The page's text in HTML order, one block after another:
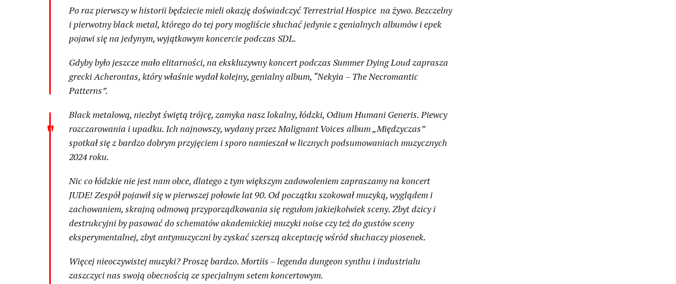
Po raz pierwszy w historii będziecie mieli okazję doświadczyć Terrestrial Hospice na żywo. Bezczelny
i pierwotny black metal, którego do tej pory mogliście słuchać jedynie z genialnych albumów i epek
pojawi się na jedynym, wyjątkowym koncercie podczas SDL.
Gdyby było jeszcze mało elitarności, na ekskluzywny koncert podczas Summer Dying Loud zaprasza
grecki Acherontas, który właśnie wydał kolejny, genialny album, “Νekyia – The Necromantic
Patterns”.
Black metalową, niezbyt świętą trójcę, zamyka nasz lokalny, łódzki, Odium Humani Generis. Piewcy
rozczarowania i upadku. Ich najnowszy, wydany przez Malignant Voices album „Międzyczas”
spotkał się z bardzo dobrym przyjęciem i sporo namieszał w licznych podsumowaniach muzycznych
2024 roku.
Nic co łódzkie nie jest nam obce, dlatego z tym większym zadowoleniem zapraszamy na koncert
JUDE! Zespół pojawił się w pierwszej połowie lat 90. Od początku szokował muzyką, wyglądem i
zachowaniem, skrajną odmową przyporządkowania się regułom jakiejkolwiek sceny. Zbyt dzicy i
destrukcyjni by pasować do schematów akademickiej muzyki noise czy też do gustów sceny
eksperymentalnej, zbyt antymuzyczni by zyskać szerszą akceptację wśród słuchaczy piosenek.
Więcej nieoczywistej muzyki? Proszę bardzo. Mortiis – legenda dungeon synthu i industrialu
zaszczyci nas swoją obecnością ze specjalnym setem koncertowym.